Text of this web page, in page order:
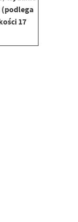
(podlega
17